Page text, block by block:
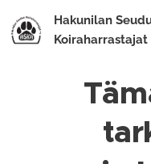
Hakunilan
Koiraharrastajat